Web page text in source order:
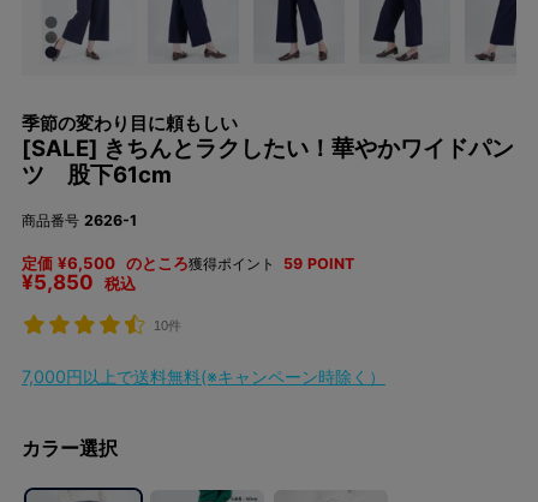
季節の変わり目に頼もしい
[SALE] きちんとラクしたい！華やかワイドパン
ツ 股下61cm
商品番号 2626-1
定価 ¥6,500 のところ
¥5,850 税込
獲得ポイント 59 POINT
10件
7,000円以上で送料無料(※キャンペーン時除く）
カラー選択